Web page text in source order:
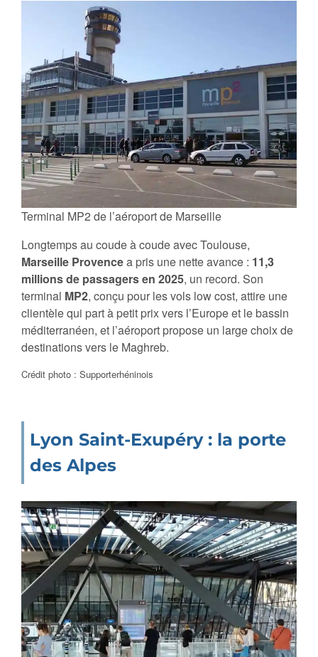
Terminal MP2 de l’aéroport de Marseille
Longtemps au coude à coude avec Toulouse,
Marseille Provencea pris une nette avance : 11,3
millions de passagers en 2025, un record. Son
terminal MP2, conçu pour les vols low cost, attire une
clientèle qui part à petit prix vers l’Europe et le bassin
méditerranéen, et l’aéroport propose un large choix de
destinations vers le Maghreb.
Crédit photo : Supporterhéninois
Lyon Saint-Exupéry : la porte
des Alpes